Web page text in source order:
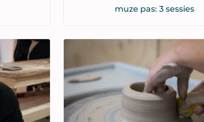
muze pas: 3 sessies